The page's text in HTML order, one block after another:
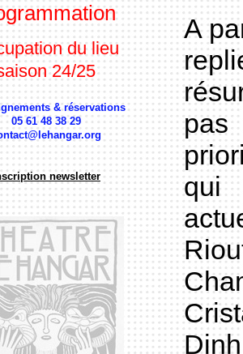
du lieu
24/25
& réservations
05 61 48 38 29
newsletter
A
qui